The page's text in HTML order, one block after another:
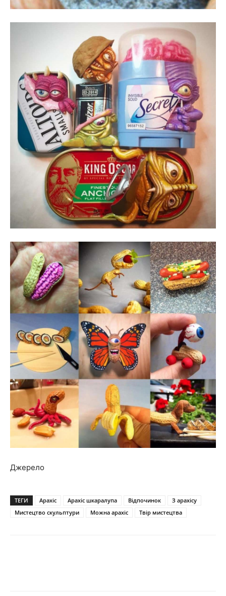
Джерело
ТЕГИ Арахіс Арахіс шкаралупа Відпочинок
З арахісу
Мистецтво скульптури
Можна арахіс Твір мистецтва